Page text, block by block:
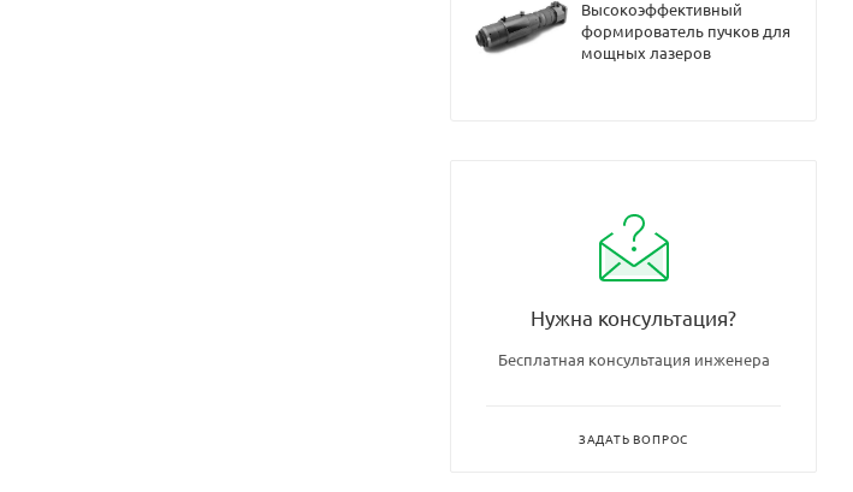
Высокоэффективный
формирователь пучков для
мощных лазеров
Нужна консультация?
Бесплатная консультация инженера
ЗАДАТЬ ВОПРОС